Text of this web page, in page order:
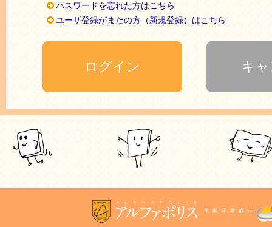
パスワードを忘れた方はこちら
ユーザ登録がまだの方（新規登録）はこちら